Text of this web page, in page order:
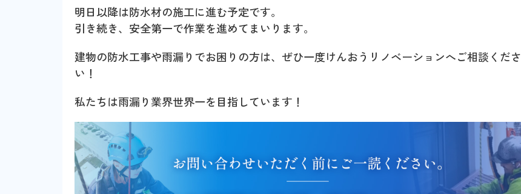
明日以降は防水材の施工に進む予定です。
引き続き、安全第一で作業を進めてまいります。
建物の防水工事や雨漏りでお困りの方は、ぜひ一度けんおうリノベーションへご相談くださ
い！
私たちは雨漏り業界世界一を目指しています！